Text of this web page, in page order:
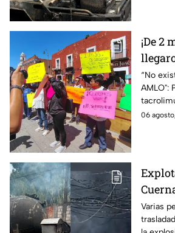
¡De 2
Puebla
“No
AMLO":
06
se
Varias